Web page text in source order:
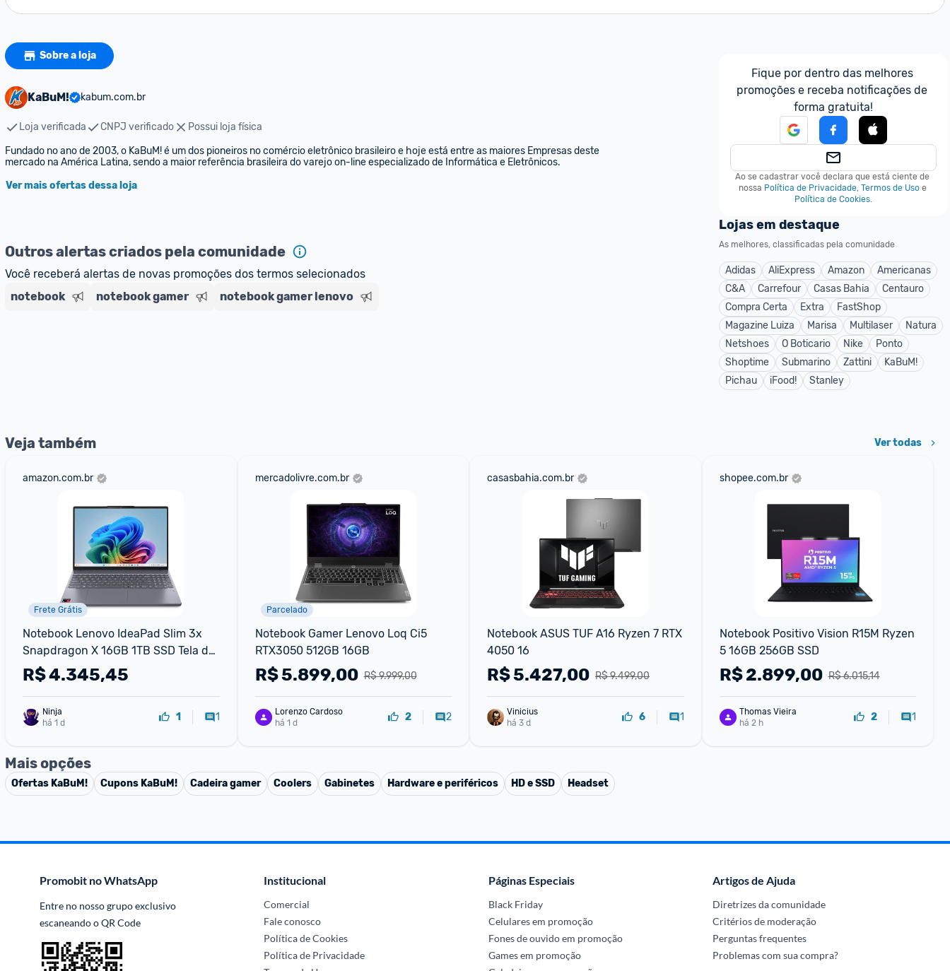
Sobre a loja
KaBuM! kabum.com.br
Loja verificada CNPJ verificado
Possui loja física
Fundado no ano de 2003, o KaBuM! é um dos pioneiros no comércio eletrônico brasileiro e hoje está entre as maiores Empresas deste
mercado na América Latina, sendo a maior referência brasileira do varejo on-line especializado de Informática e Eletrônicos.
Ver mais ofertas dessa loja
Outros alertas criados pela comunidade
Você receberá alertas de novas promoções dos termos selecionados
notebook
notebook gamer notebook gamer lenovo
Fique por dentro das melhores
promoções e receba notificações de
forma gratuita!
Ao se cadastrar você declara que está ciente de
nossa Política de Privacidade, Termos de Uso e
Política de Cookies.
Lojas em destaque
As melhores, classificadas pela comunidade
Adidas AliExpress Amazon
Americanas
C&A
Carrefour Casas Bahia
Centauro
Compra Certa
Extra
FastShop
Magazine Luiza
Marisa Multilaser
Natura
Netshoes
O Boticario Nike
Ponto
Shoptime
Submarino Zattini
KaBuM!
Pichau
iFood! Stanley
Veja também Ver todas
amazon.com.br
Frete Grátis
Notebook Lenovo IdeaPad Slim 3x
Snapdragon X 16GB 1TB SSD Tela de
15,3" W11 Home - 83TW0003
R$4.345,45
há 1 d
1 1
mercadolivre.com.br
Parcelado
Notebook Gamer Lenovo Loq Ci5
RTX3050 512GB 16GB
R$ 9.999,00
R$5.899,00
Lorenzo Cardoso
há 1 d
2 2
casasbahia.com.br
Notebook ASUS TUF A16 Ryzen 7 RTX
4050 16
R$ 9.499,00
R$5.427,00
Vinicius
há 3 d
6 1
shopee.com.br
Notebook Positivo Vision R15M Ryzen
5 16GB 256GB SSD
R$ 6.015,14
R$2.899,00
Thomas Vieira
há 2 h
2 1
Mais opções
Ofertas KaBuM! Cupons KaBuM! Cadeira gamer Coolers Gabinetes Hardware e periféricos HD e SSD Headset
Promobit no WhatsApp
Entre no nosso grupo exclusivo
escaneando o QR Code
Institucional
Comercial
Fale conosco
Política de Cookies
Política de Privacidade
Páginas Especiais
Black Friday
Celulares em promoção
Fones de ouvido em promoção
Games em promoção
Artigos de Ajuda
Diretrizes da comunidade
Critérios de moderação
Perguntas frequentes
Problemas com sua compra?